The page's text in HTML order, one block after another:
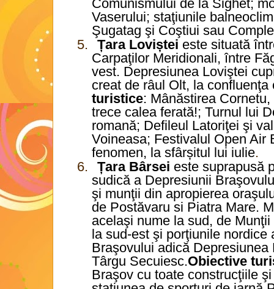
Comunismului de la Sighet;
Vaserului; staţiunile
Şugatag şi Coştiui sau
5.
Țara Loviștei este situată
Carpaţilor Meridionali, între
vest. Depresiunea Loviştei
creat de râul Olt, la
turistice: Mânăstirea
trece calea ferată!; Turnul lui
romană; Defileul Latoriţei şi
Voineasa; Festivalul Open Air
fenomen, la sfârșitul lui iulie.
6.
Țara Bârsei este suprapusă
sudică a Depresiunii
şi munţii din apropierea
de Postăvaru si Piatra Mare.
acelaşi nume la sud, de
la sud-est şi porţiunile nordice
Braşovului adică
Târgu Secuiesc.Obiective
Braşov cu toate construcţiile